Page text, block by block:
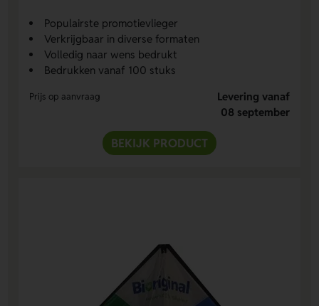
Populairste promotievlieger
Verkrijgbaar in diverse formaten
Volledig naar wens bedrukt
Bedrukken vanaf 100 stuks
Prijs op aanvraag
Levering vanaf
08 september
BEKIJK PRODUCT